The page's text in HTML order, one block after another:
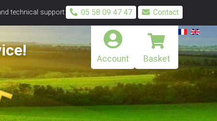
technical support: 05 58 09 47 47 Contact
Account Basket